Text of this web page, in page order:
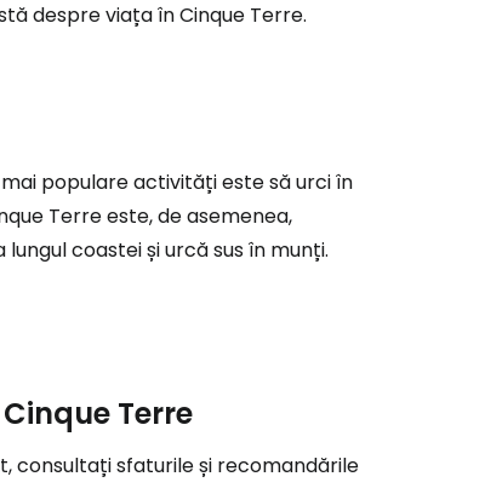
despre viața în Cinque Terre.
populare activități este să urci în
Terre este, de asemenea,
coastei și urcă sus în munți.
Terre
consultați sfaturile și recomandările
Facebook